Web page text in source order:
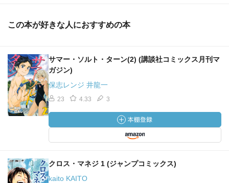
この本が好きな人におすすめの本
サマー・ソルト・ターン(2) (講談社コミックス月刊マ
ガジン)
保志レンジ 井龍一
23 4.33 3
クロス・マネジ 1 (ジャンプコミックス)
kaito KAITO